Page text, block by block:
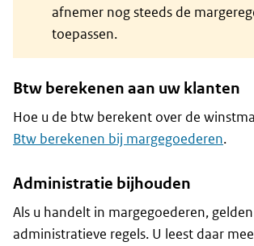
afnemer nog steeds de
toepassen.
Btw berekenen aan uw klanten
Hoe u de btw berekent over de
Btw berekenen bij margegoederen.
Administratie bijhouden
Als u handelt in margegoederen,
administratieve regels. U leest daar